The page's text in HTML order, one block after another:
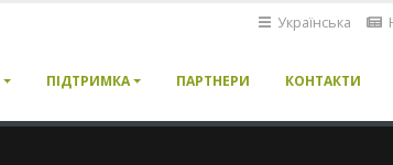
Українська
ПІДТРИМКА ПАРТНЕРИ КОНТАКТИ